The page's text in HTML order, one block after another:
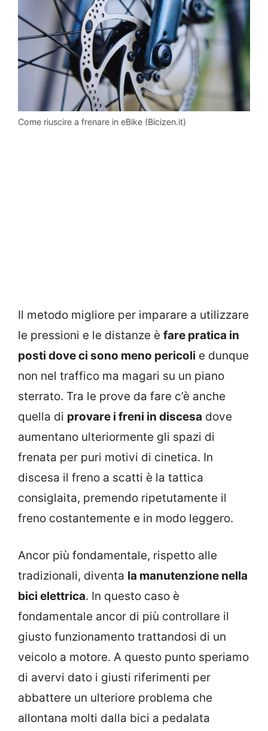
Come riuscire a frenare in eBike (Bicizen.it)
Il metodo migliore per imparare a utilizzare
le pressioni e le distanze è fare pratica in
posti dove ci sono meno pericoli e dunque
non nel traffico ma magari su un piano
sterrato. Tra le prove da fare c’è anche
quella di provare i freni in discesa dove
aumentano ulteriormente gli spazi di
frenata per puri motivi di cinetica. In
discesa il freno a scatti è la tattica
consiglaita, premendo ripetutamente il
freno costantemente e in modo leggero.
Ancor più fondamentale, rispetto alle
tradizionali, diventa la manutenzione nella
bici elettrica. In questo caso è
fondamentale ancor di più controllare il
giusto funzionamento trattandosi di un
veicolo a motore. A questo punto speriamo
di avervi dato i giusti riferimenti per
abbattere un ulteriore problema che
allontana molti dalla bici a pedalata